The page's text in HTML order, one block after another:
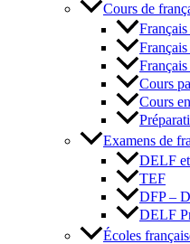
Cours de
Cours
Cours
Examens de
DELF
TEF
DFP –
DELF
Écoles